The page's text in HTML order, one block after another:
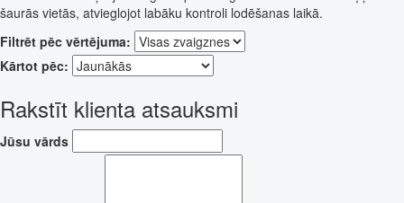
šaurās vietās, atvieglojot labāku kontroli lodēšanas laikā.
Filtrēt pēc vērtējuma:
Kārtot pēc:
Rakstīt klienta atsauksmi
Jūsu vārds